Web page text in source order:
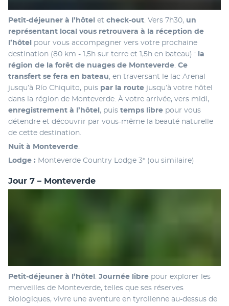
Petit-déjeuner à l’hôtel et check-out. Vers 7h30, un
représentant local vous retrouvera à la réception de
l’hôtel
pour vous accompagner vers votre prochaine
destination (80 km - 1,5h sur terre et 1,5h en bateau) :
la
région de la forêt de nuages de Monteverde. Ce
transfert se fera en bateau, en traversant le lac Arenal
jusqu’à Río Chiquito, puis par la route jusqu’à votre hôtel
enregistrement à l’hôtel , puis temps libre pour vous
détendre et découvrir par vous-même la beauté naturelle
de cette destination.
Nuit à Monteverde.
Lodge : Monteverde Country Lodge 3* (ou similaire)
Jour 7 – Monteverde
Petit-déjeuner à l’hôtel Journée libre pour explorer les
merveilles de Monteverde, telles que ses réserves
biologiques, vivre une aventure en tyrolienne au-dessus de